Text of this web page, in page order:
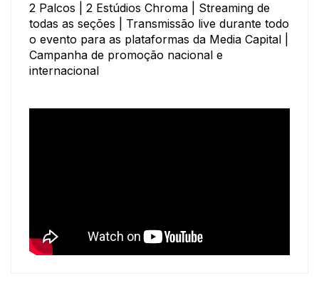
2 Palcos | 2 Estúdios Chroma | Streaming de
todas as seções | Transmissão live durante todo
o evento para as plataformas da Media Capital |
Campanha de promoção nacional e
internacional